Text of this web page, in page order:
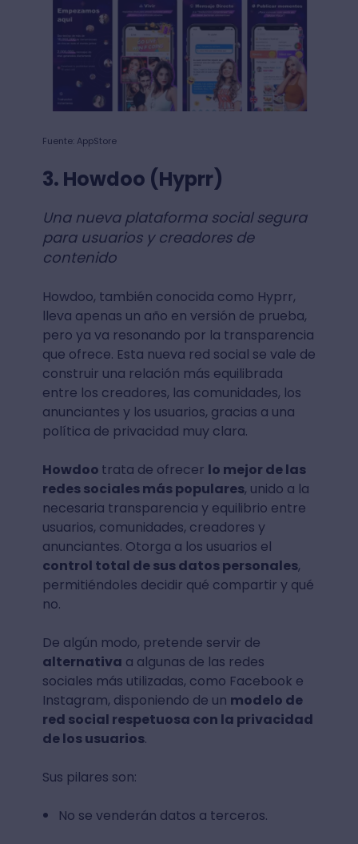
Fuente: AppStore
3. Howdoo (Hyprr)
Una nueva plataforma social segura
para usuarios y creadores de
contenido
Howdoo, también conocida como Hyprr,
lleva apenas un año en versión de prueba,
pero ya va resonando por la transparencia
que ofrece. Esta nueva red social se vale de
construir una relación más equilibrada
entre los creadores, las comunidades, los
anunciantes y los usuarios, gracias a una
política de privacidad muy clara.
Howdoo trata de ofrecer lo mejor de las
redes sociales más populares, unido a la
necesaria transparencia y equilibrio entre
usuarios, comunidades, creadores y
anunciantes. Otorga a los usuarios el
control total de sus datos personales,
permitiéndoles decidir qué compartir y qué
no.
De algún modo, pretende servir de
alternativa a algunas de las redes
sociales más utilizadas, como Facebook e
Instagram, disponiendo de un modelo de
red social respetuosa con la privacidad
de los usuarios.
Sus pilares son:
No se venderán datos a terceros.